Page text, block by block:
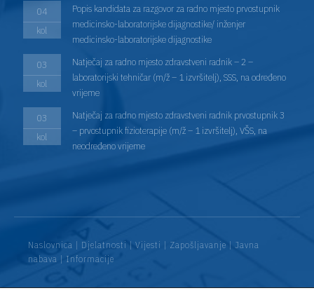
04
kol
Popis kandidata za razgovor za radno mjesto prvostupnik
medicinsko-laboratorijske dijagnostike/ inženjer
medicinsko-laboratorijske dijagnostike
03
kol
Natječaj za radno mjesto zdravstveni radnik – 2 –
laboratorijski tehničar (m/ž – 1 izvršitelj), SSS, na određeno
vrijeme
03
kol
Natječaj za radno mjesto zdravstveni radnik prvostupnik 3
– prvostupnik fizioterapije (m/ž – 1 izvršitelj), VŠS, na
neodređeno vrijeme
Naslovnica | Djelatnosti | Vijesti | Zapošljavanje | Javna
nabava | Informacije